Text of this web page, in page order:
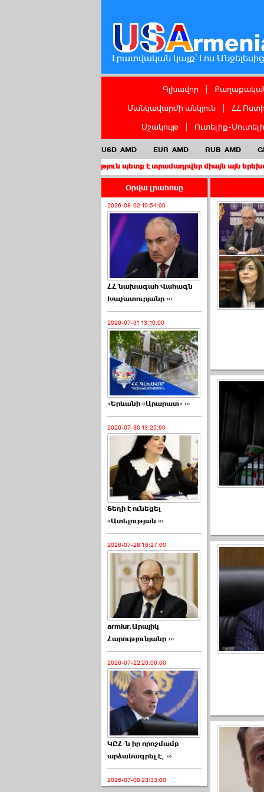
Լրատվական կայք՝ Լոս Անջելեսից
Գլխավոր
Մանկավարժի անկյուն
ՀՀ
Մշակույթ
Ուտելիք-
USD AMD EUR AMD RUB AMD
պետք է տրամադրվեր միայն այն երեխաներին,
Օրվա լրահոսը
2026-08-02 10:54:00
ՀՀ նախագահ Վահագն
Խաչատուրյանը ›››
2026-07-31 13:10:00
«Երևանի «Արարատ» ›››
2026-07-30 13:25:00
Տեղի է ունեցել
«Ատելության ›››
2026-07-28 18:27:00
armlur.Արայիկ
Հարությունյանը ›››
2026-07-22 20:00:00
ԿԸՀ-ն իր որոշմամբ
արձանագրել է, ›››
2026-07-08 23:33:00